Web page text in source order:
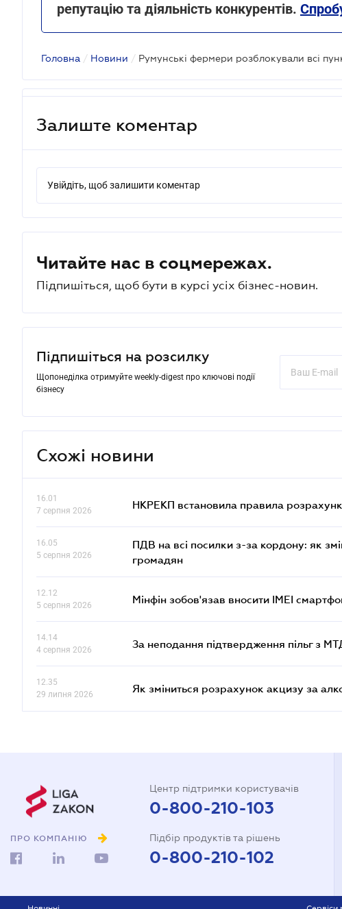
репутацію та діяльність конкурентів.
Головна / Новини /
Залиште коментар
Увійдіть, щоб залишити коментар
Читайте нас в соцмережах.
Підпишіться, щоб бути в курсі усіх бізнес-новин.
Підпишіться на розсилку
Щопонеділка отримуйте weekly-digest про ключові події
бізнесу
Схожі новини
16.01
7 серпня 2026
НКРЕКП встановила правила
16.05
5 серпня 2026
ПДВ на всі посилки з-за кордону: як
громадян
12.12
5 серпня 2026
Мінфін зобов'язав вносити IMEI
14.14
4 серпня 2026
За неподання підтвердження пільг з
12.35
29 липня 2026
Як зміниться розрахунок акцизу за
ПРО КОМПАНІЮ
Центр підтримки користувачів
0-800-210-103
Підбір продуктів та рішень
0-800-210-102